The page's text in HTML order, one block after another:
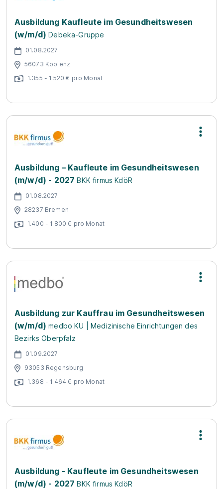
Ausbildung Kaufleute im Gesundheitswesen
(w/m/d) Debeka-Gruppe
01.08.2027
56073 Koblenz
1.355 - 1.520 € pro Monat
Ausbildung – Kaufleute im Gesundheitswesen
(m/w/d) - 2027 BKK firmus KdöR
01.08.2027
28237 Bremen
1.400 - 1.800 € pro Monat
Ausbildung zur Kauffrau im Gesundheitswesen
(w/m/d) medbo KU | Medizinische Einrichtungen des
Bezirks Oberpfalz
01.09.2027
93053 Regensburg
1.368 - 1.464 € pro Monat
Ausbildung - Kaufleute im Gesundheitswesen
(m/w/d) - 2027 BKK firmus KdöR